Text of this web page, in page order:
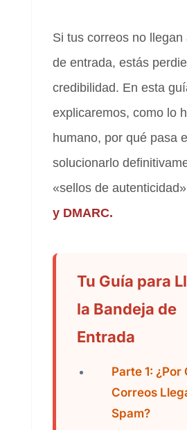
Si tus correos no llegan
de entrada, estás
credibilidad. En esta
explicaremos, como lo
humano, por qué pasa
solucionarlo
«sellos de
y DMARC.
Tu Guía para
la Bandeja de
Entrada
Parte 1: ¿Por
Correos
Spam?